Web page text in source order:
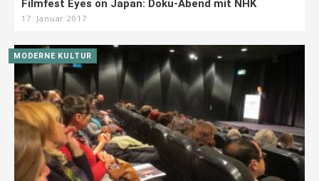
Filmfest Eyes on Japan: Doku-Abend mit NHK
17. Januar 2017
MODERNE KULTUR